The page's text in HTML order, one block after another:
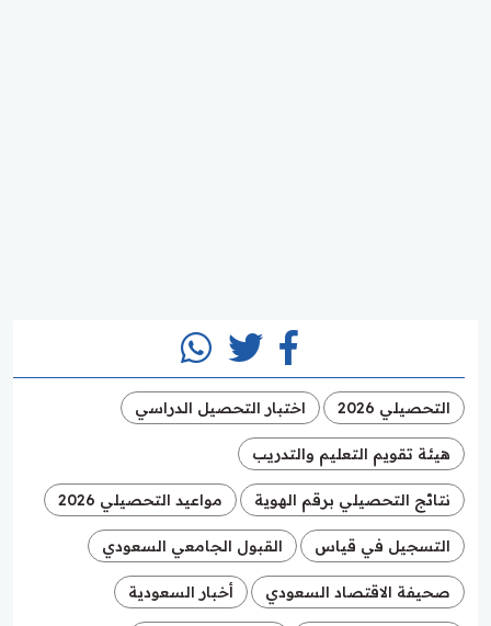
التحصيلي 2026 اختبار التحصيل الدراسي
هيئة تقويم التعليم والتدريب
نتائج التحصيلي برقم الهوية مواعيد التحصيلي 2026
التسجيل في قياس القبول الجامعي السعودي
صحيفة الاقتصاد السعودي أخبار السعودية